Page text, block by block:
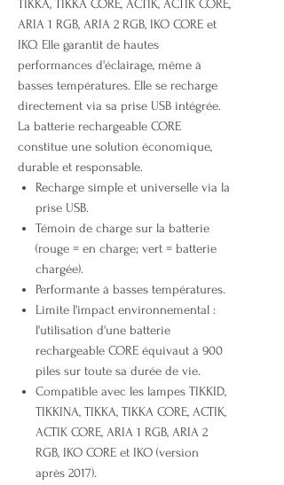
TIKKA, TIKKA CORE, ACTIK, ACTIK CORE,
ARIA 1 RGB, ARIA 2 RGB, IKO CORE et
IKO. Elle garantit de hautes
performances d'éclairage, même à
basses températures. Elle se recharge
directement via sa prise USB intégrée.
La batterie rechargeable CORE
constitue une solution économique,
durable et responsable.
Recharge simple et universelle via la
prise USB.
Témoin de charge sur la batterie
(rouge = en charge; vert = batterie
chargée).
Performante à basses températures.
Limite l'impact environnemental :
l'utilisation d'une batterie
rechargeable CORE équivaut à 900
piles sur toute sa durée de vie.
Compatible avec les lampes TIKKID,
TIKKINA, TIKKA, TIKKA CORE, ACTIK,
ACTIK CORE, ARIA 1 RGB, ARIA 2
RGB, IKO CORE et IKO (version
après 2017).